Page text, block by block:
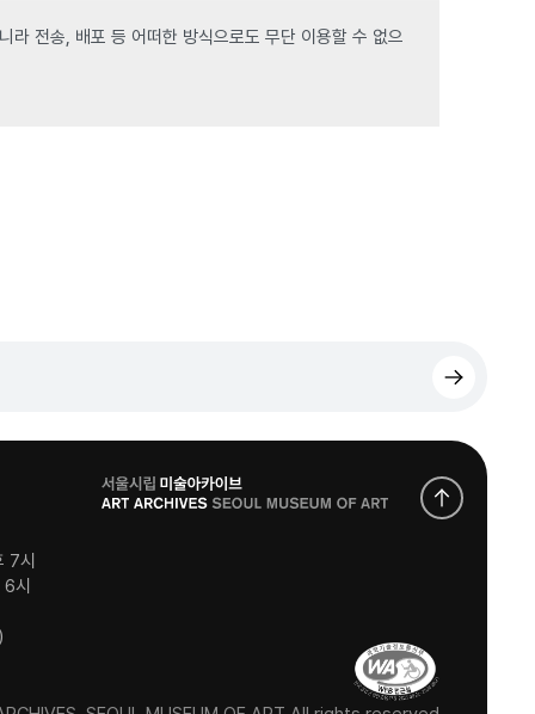
라 전송, 배포 등 어떠한 방식으로도 무단 이용할 수 없으
7시
시
로
고